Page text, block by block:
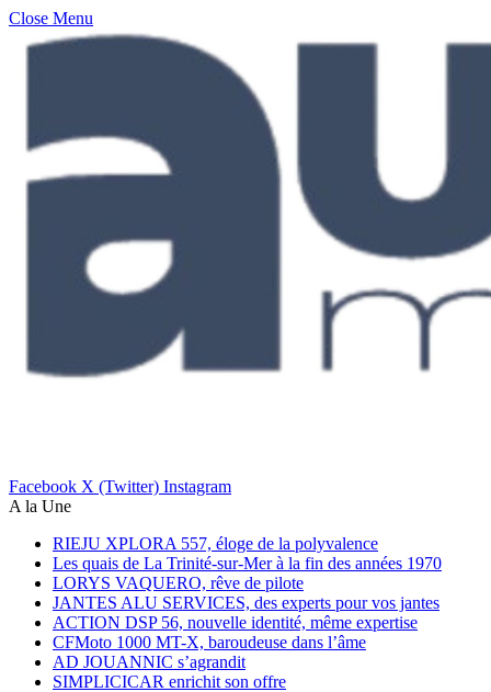
Close Menu
Facebook X (Twitter) Instagram
A la Une
RIEJU XPLORA 557, éloge de la polyvalence
Les quais de La Trinité-sur-Mer à la fin des années 1970
LORYS VAQUERO, rêve de pilote
JANTES ALU SERVICES, des experts pour vos jantes
ACTION DSP 56, nouvelle identité, même expertise
CFMoto 1000 MT-X, baroudeuse dans l’âme
AD JOUANNIC s’agrandit
SIMPLICICAR enrichit son offre